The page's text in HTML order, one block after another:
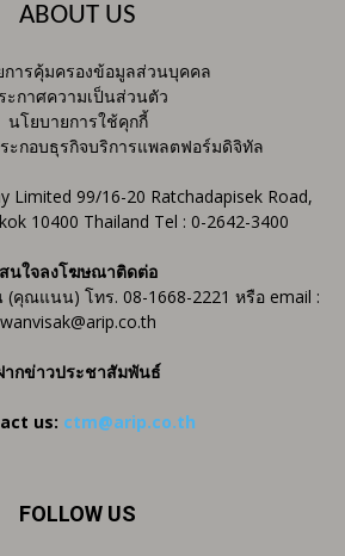
ABOUT US
การคุ้มครองข้อมูลส่วนบุคคล
ะกาศความเป็นส่วนตัว
นโยบายการใช้คุกกี้
ะกอบธุรกิจบริการแพลตฟอร์มดิจิทัล
Limited 99/16-20 Ratchadapisek Road,
10400 Thailand Tel : 0-2642-3400
สนใจลงโฆษณาติดต่อ
ณแนน) โทร. 08-1668-2221 หรือ email :
wanvisak@arip.co.th
ากข่าวประชาสัมพันธ์
us: ctm@arip.co.th
FOLLOW US